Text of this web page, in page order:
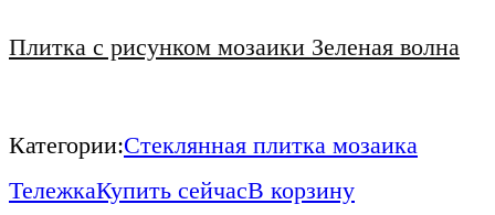
Плитка с рисунком мозаики Зеленая волна
Категории:Стеклянная плитка мозаика
ТележкаКупить сейчасВ корзину